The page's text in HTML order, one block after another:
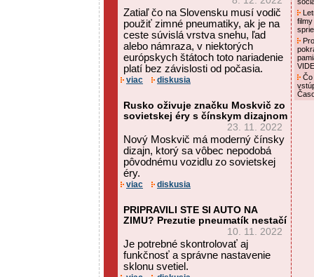
Zatiaľ čo na Slovensku musí vodič
použiť zimné pneumatiky, ak je na
ceste súvislá vrstva snehu, ľad
alebo námraza, v niektorých
európskych štátoch toto nariadenie
platí bez závislosti od počasia.
viac diskusia
Rusko oživuje značku Moskvič zo
sovietskej éry s čínskym dizajnom
23. 11. 2022
Nový Moskvič má moderný čínsky
dizajn, ktorý sa vôbec nepodobá
pôvodnému vozidlu zo sovietskej
éry.
viac diskusia
PRIPRAVILI STE SI AUTO NA
ZIMU? Prezutie pneumatík nestačí
10. 11. 2022
Je potrebné skontrolovať aj
funkčnosť a správne nastavenie
sklonu svetiel.
Čo